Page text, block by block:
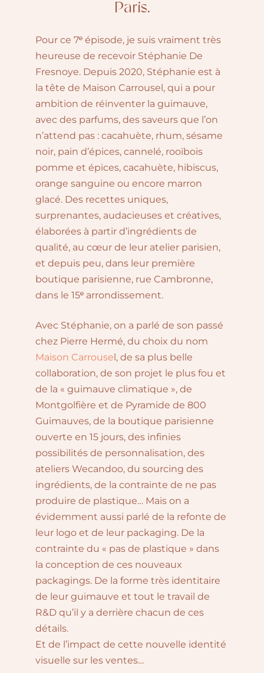
Paris.
Pour ce 7ᵉ épisode, je suis vraiment très
heureuse de recevoir Stéphanie De
Fresnoye. Depuis 2020, Stéphanie est à
la tête de Maison Carrousel, qui a pour
ambition de réinventer la guimauve,
avec des parfums, des saveurs que l’on
n’attend pas : cacahuète, rhum, sésame
noir, pain d’épices, cannelé, rooïbois
pomme et épices, cacahuète, hibiscus,
orange sanguine ou encore marron
glacé. ⁠Des recettes uniques,
surprenantes, audacieuses et créatives,
élaborées à partir d’ingrédients de
qualité, au cœur de leur atelier parisien,
et depuis peu, dans leur première
boutique parisienne, rue Cambronne,
dans le 15ᵉ arrondissement.⁠
Avec Stéphanie, on a parlé de son passé
chez Pierre Hermé, du choix du nom
Maison Carrousel, de sa plus belle
collaboration, de son projet le plus fou et
de la « guimauve climatique », de
Montgolfière et de Pyramide de 800
Guimauves, de la boutique parisienne
ouverte en 15 jours, des infinies
possibilités de personnalisation, des
ateliers Wecandoo, du sourcing des
ingrédients, de la contrainte de ne pas
produire de plastique…⁠⁠ Mais on a
évidemment aussi parlé de la refonte de
leur logo et de leur packaging. De la
contrainte du « pas de plastique » dans
la conception de ces nouveaux
packagings. De la forme très identitaire
de leur guimauve et tout le travail de
R&D qu’il y a derrière chacun de ces
détails.⁠
Et de l’impact de cette nouvelle identité
visuelle sur les ventes…